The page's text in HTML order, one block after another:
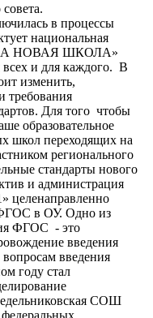
в процессы
национальная
НОВАЯ ШКОЛА»
и для каждого. В
изменить,
требования
Для того чтобы
образовательное
школ переходящих на
регионального
стандарты нового
и администрация
в ОУ. Одно из
ФГОС - это
введения
введения
году стал
СОШ